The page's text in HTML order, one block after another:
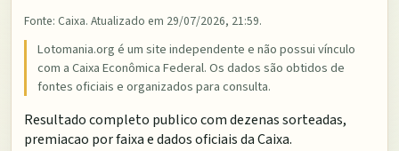
Fonte: Caixa. Atualizado em 29/07/2026, 21:59.
Lotomania.org é um site independente e não possui vínculo
com a Caixa Econômica Federal. Os dados são obtidos de
fontes oficiais e organizados para consulta.
Resultado completo publico com dezenas sorteadas,
premiacao por faixa e dados oficiais da Caixa.